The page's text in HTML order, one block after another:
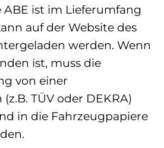
ABE ist im Lieferumfang
auf der Website des
werden. Wenn
ist, muss die
von einer
TÜV oder DEKRA)
in die Fahrzeugpapiere